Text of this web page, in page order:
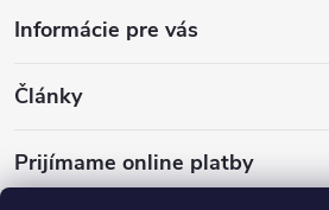
Informácie pre vás
Články
Prijímame online platby